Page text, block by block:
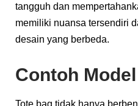
tangguh dan
memiliki nuansa tersendiri
desain yang berbeda.
Contoh
Tote bag tidak hanya